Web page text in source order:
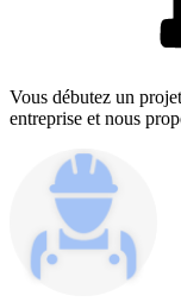
Vous débutez un
entreprise et nous